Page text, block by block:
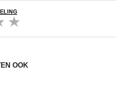
OOK